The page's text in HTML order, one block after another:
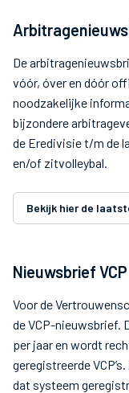
De
vóór, óver en dóór
noodzakelijke
bijzondere
de Eredivisie t/m de
en/of zitvolleybal.
Bekijk hier de
Nieuwsbrief VCP
Voor de
de VCP-nieuwsbrief.
per jaar en wordt
geregistreerde
dat systeem